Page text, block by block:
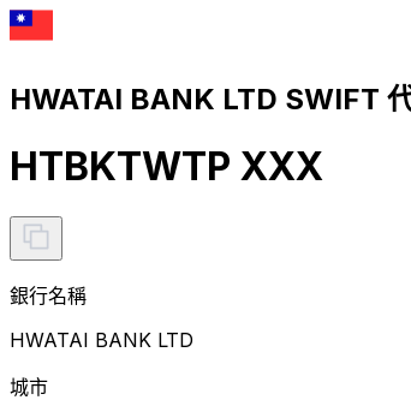
HWATAI BANK LTD SWIFT
HTBKTWTP XXX
銀行名稱
HWATAI BANK LTD
城市